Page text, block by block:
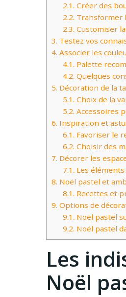
2.1. Créer des
2.2. Transformer
2.3. Customiser
3. Testez vos
4. Associer les
4.1. Palette
4.2. Quelques
5. Décoration de la
5.1. Choix de la
5.2. Accessoires
6. Inspiration et
6.1. Favoriser le
6.2. Choisir des
7. Décorer les
7.1. Les
8. Noël pastel et
8.1. Recettes et
9. Options de
9.1. Noël pastel
9.2. Noël pastel
Les
Noël